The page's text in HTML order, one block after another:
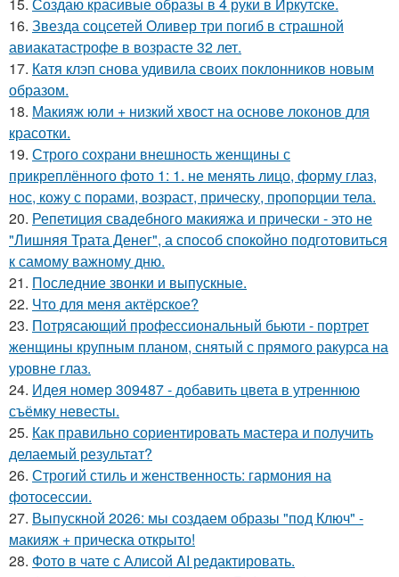
16. Звезда соцсетей Оливер три погиб в страшной
авиакатастрофе в возрасте 32 лет.
17. Катя клэп снова удивила своих поклонников новым
образом.
18. Макияж юли + низкий хвост на основе локонов для
красотки.
19. Строго сохрани внешность женщины с
прикреплённого фото 1: 1. не менять лицо, форму глаз,
нос, кожу с порами, возраст, прическу, пропорции тела.
20. Репетиция свадебного макияжа и прически - это не
"Лишняя Трата Денег", а способ спокойно подготовиться
к самому важному дню.
21. Последние звонки и выпускные.
22. Что для меня актёрское?
23. Потрясающий профессиональный бьюти - портрет
женщины крупным планом, снятый с прямого ракурса на
уровне глаз.
24. Идея номер 309487 - добавить цвета в утреннюю
съёмку невесты.
25. Как правильно сориентировать мастера и получить
делаемый результат?
26. Строгий стиль и женственность: гармония на
фотосессии.
27. Выпускной 2026: мы создаем образы "под Ключ" -
макияж + прическа открыто!
28. Фото в чате с Алисой AI редактировать.